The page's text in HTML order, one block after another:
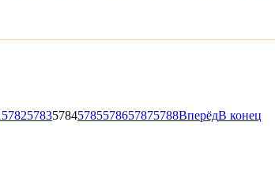
5782578357845785578657875788ВперёдВ конец